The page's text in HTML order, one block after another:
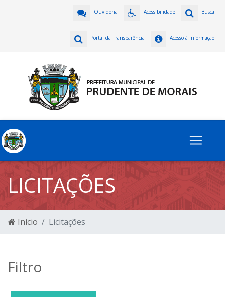
Busca
Acessibilidade
Ouvidoria
Acesso à Informação
Portal da Transparência
LICITAÇÕES
Início Licitações
Filtro